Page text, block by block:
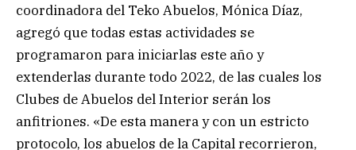
coordinadora del Teko Abuelos, Mónica Díaz,
agregó que todas estas actividades se
programaron para iniciarlas este año y
extenderlas durante todo 2022, de las cuales los
Clubes de Abuelos del Interior serán los
anfitriones. «De esta manera y con un estricto
protocolo, los abuelos de la Capital recorrieron,